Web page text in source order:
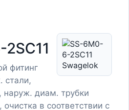
фитинг
стали,
наруж. диам. трубки
в соответствии с